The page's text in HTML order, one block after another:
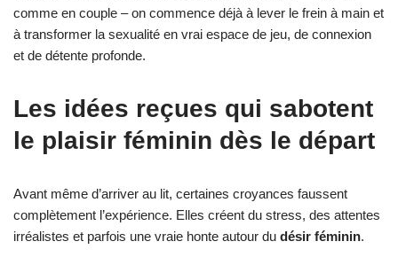
comme en couple – on commence déjà à lever le frein à main et
à transformer la sexualité en vrai espace de jeu, de connexion
et de détente profonde.
Les idées reçues qui sabotent
le plaisir féminin dès le départ
Avant même d’arriver au lit, certaines croyances faussent
complètement l’expérience. Elles créent du stress, des attentes
irréalistes et parfois une vraie honte autour du désir féminin.